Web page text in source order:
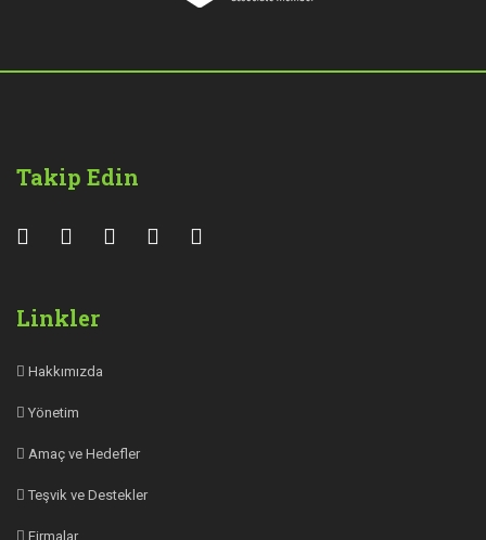
Takip Edin
Linkler
Hakkımızda
Yönetim
Amaç ve Hedefler
Teşvik ve Destekler
Firmalar